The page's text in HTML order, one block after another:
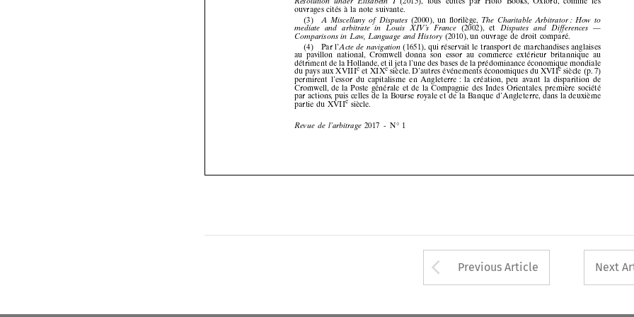
      
     
             
             
           
            
          


             
              

          

             
              


  
Revue de l’arbitrage 2017 -  N° 1
par
actions, puis celles de la bourse royale et de la banque d’angleterre , dans la deuxième
partie du Xviie siècle.
Arrow button used
Previous Article Next